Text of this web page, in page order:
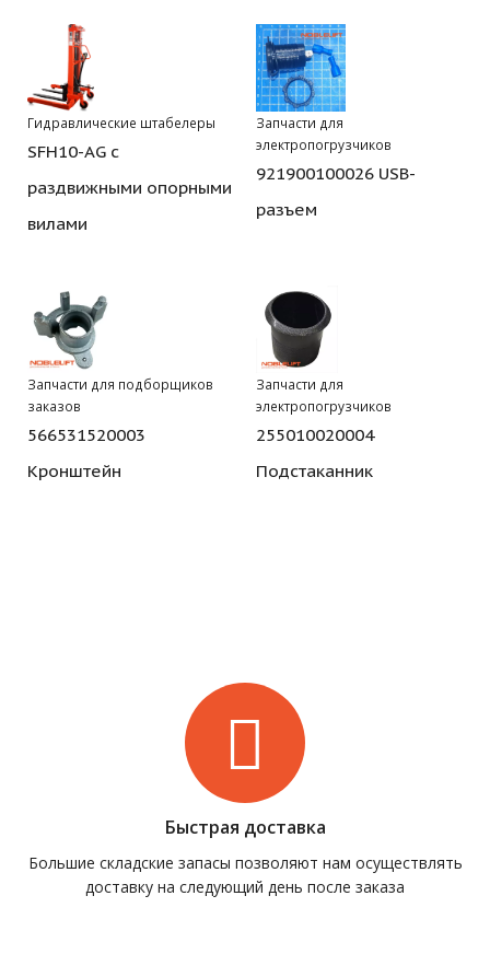
Гидравлические штабелеры
SFH10-AG с
раздвижными опорными
вилами
Запчасти для
электропогрузчиков
921900100026 USB-
разъем
Запчасти для подборщиков
заказов
566531520003
Кронштейн
Запчасти для
электропогрузчиков
255010020004
Подстаканник
Быстрая доставка
Большие складские запасы позволяют нам осуществлять
доставку на следующий день после заказа